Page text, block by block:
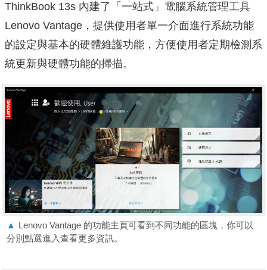
ThinkBook 13s 內建了「一站式」電腦系統管理工具
Lenovo Vantage，提供使用者單一介面進行系統功能
的設定與基本的硬體維護功能，方便使用者定期檢測系
統更新與硬體功能的掃描。
▲ Lenovo Vantage 的功能主頁可看到不同功能的區塊，你可以
分別點選進入查看更多資訊。